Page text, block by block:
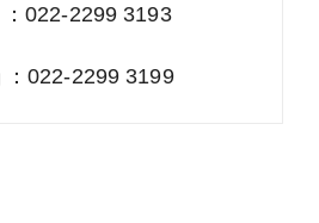
022-2299 3193
：022-2299 3199